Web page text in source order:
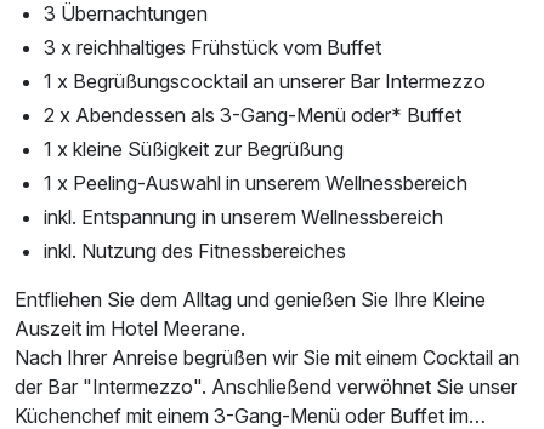
3 Übernachtungen
3 x reichhaltiges Frühstück vom Buffet
1 x Begrüßungscocktail an unserer Bar Intermezzo
2 x Abendessen als 3-Gang-Menü oder* Buffet
1 x kleine Süßigkeit zur Begrüßung
1 x Peeling-Auswahl in unserem Wellnessbereich
inkl. Entspannung in unserem Wellnessbereich
inkl. Nutzung des Fitnessbereiches
Entfliehen Sie dem Alltag und genießen Sie Ihre Kleine
Auszeit im Hotel Meerane.
Nach Ihrer Anreise begrüßen wir Sie mit einem Cocktail an
der Bar "Intermezzo". Anschließend verwöhnet Sie unser
Küchenchef mit einem 3-Gang-Menü oder Buffet im